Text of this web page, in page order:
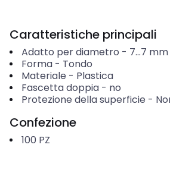
Caratteristiche principali
Adatto per diametro - 7...7 mm
Forma- Tondo
Materiale - Plastica
Fascetta doppia- no
Protezione della superficie -
Confezione
100 PZ